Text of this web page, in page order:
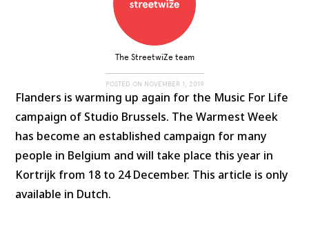
The StreetwiZe team
POSTED ON NOVEMBER 1, 2019
Flanders is warming up again for the Music For Life
campaign of Studio Brussels. The Warmest Week
has become an established campaign for many
people in Belgium and will take place this year in
Kortrijk from 18 to 24 December. This article is only
available in Dutch.